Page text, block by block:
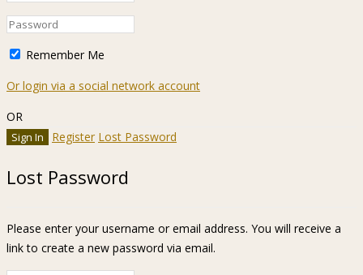
Remember Me
Or login via a social network account
OR
Register Lost Password
Lost Password
Please enter your username or email address. You will receive a
link to create a new password via email.